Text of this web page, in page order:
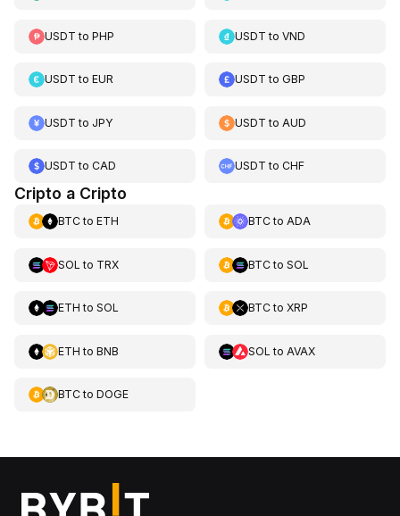
USDT to PHP USDT toVND
USDT to EUR USDT toGBP
USDT to JPY USDT to AUD
USDT to CAD USDT toCHF
Cripto a Cripto
BTCto ETH BTCto ADA
SOL to TRX BTCto SOL
ETH to SOL BTCto XRP
ETH to BNB SOL to AVAX
BTCto DOGE